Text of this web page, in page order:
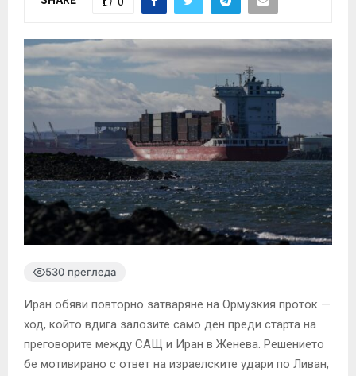
530 прегледа
Иран обяви повторно затваряне на Ормузкия проток —
ход, който вдига залозите само ден преди старта на
преговорите между САЩ и Иран в Женева. Решението
бе мотивирано с ответ на израелските удари по Ливан,